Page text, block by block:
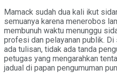
Mamack sudah dua kali ikut
semuanya karena menerobos
membunuh waktu menunggu
profesi dan pelayanan publik.
ada tulisan, tidak ada tanda
petugas yang mengarahkan
jadual di papan pengumuman